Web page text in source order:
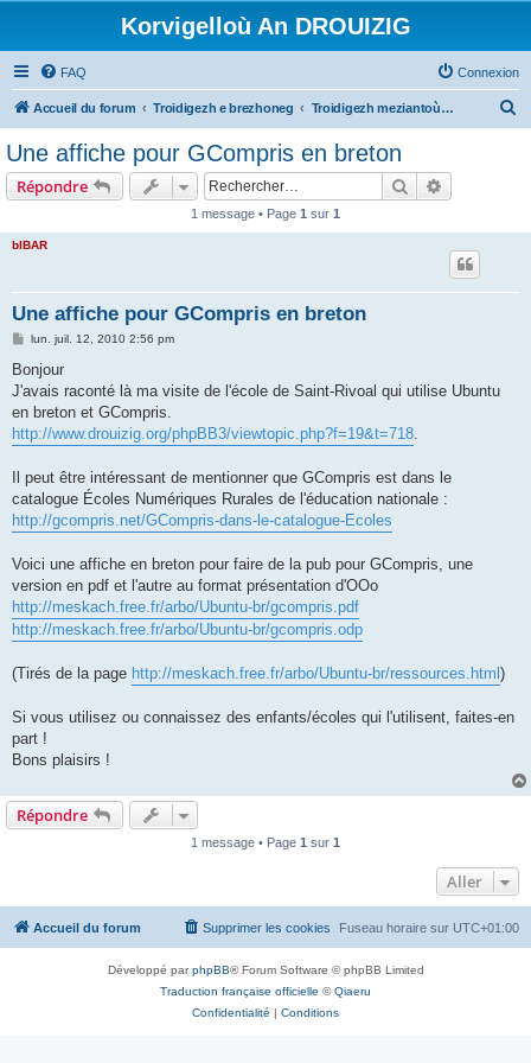
Korvigelloù An DROUIZIG
FAQ Connexion
Accueil du forum Troidigezh e brezhoneg Troidigezh meziantoù all (frank a wirioù evit an darn vrasañ anezho)
Une affiche pour GCompris en breton
Répondre Rechercher
1 message • Page 1 sur 1
bIBAR
Une affiche pour GCompris en breton
M
s
a
g
lun. juil. 12, 2010 2:56 pm
Bonjour
J'avais raconté là ma visite de l'école de Saint-Rivoal qui utilise Ubuntu
en breton et GCompris.
http://www.drouizig.org/phpBB3/viewtopic.php?f=19&t=718.
Il peut être intéressant de mentionner que GCompris est dans le
catalogue Écoles Numériques Rurales de l'éducation nationale :
http://gcompris.net/GCompris-dans-le-catalogue-Ecoles
Voici une affiche en breton pour faire de la pub pour GCompris, une
version en pdf et l'autre au format présentation d'OOo
http://meskach.free.fr/arbo/Ubuntu-br/gcompris.pdf
http://meskach.free.fr/arbo/Ubuntu-br/gcompris.odp
(Tirés de la page http://meskach.free.fr/arbo/Ubuntu-br/ressources.html )
Si vous utilisez ou connaissez des enfants/écoles qui l'utilisent, faites-en
part !
Bons plaisirs !
Répondre
1 message • Page 1 sur 1
Aller
Accueil du forum Fuseau horaire sur UTC+01:00
Supprimer les cookies
Développé parphpBB® Forum Software © phpBB Limited
Traduction française officielle ©Qiaeru
Confidentialité | Conditions